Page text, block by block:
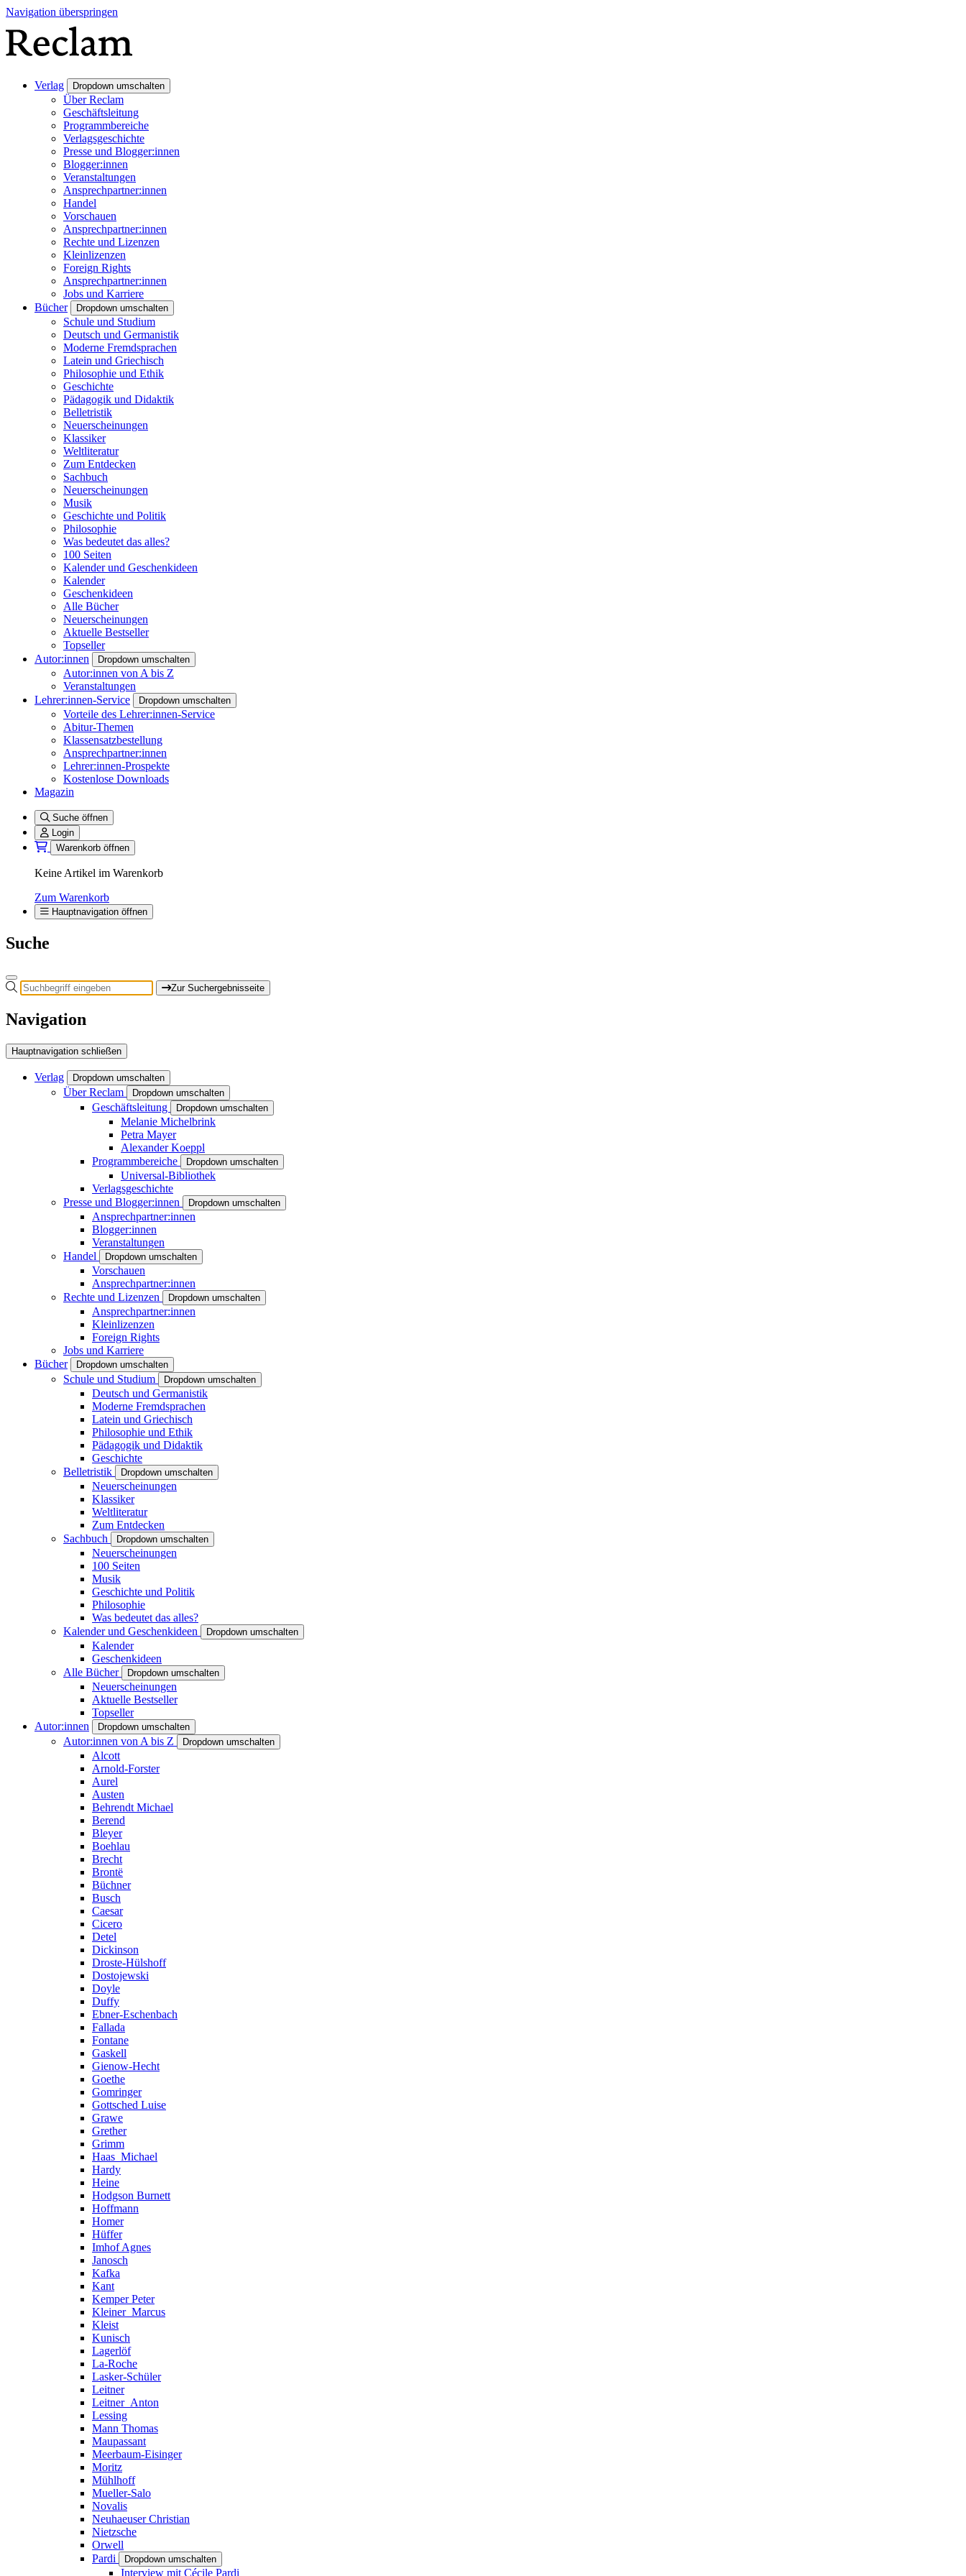
Navigation überspringen
Verlag Dropdown umschalten
Über Reclam
Geschäftsleitung
Programmbereiche
Verlagsgeschichte
Presse und Blogger:innen
Blogger:innen
Veranstaltungen
Ansprechpartner:innen
Handel
Vorschauen
Ansprechpartner:innen
Rechte und Lizenzen
Kleinlizenzen
Foreign Rights
Ansprechpartner:innen
Jobs und Karriere
Bücher
Dropdown umschalten
Schule und Studium
Deutsch und Germanistik
Moderne Fremdsprachen
Latein und Griechisch
Philosophie und Ethik
Geschichte
Pädagogik und Didaktik
Belletristik
Neuerscheinungen
Klassiker
Weltliteratur
Zum Entdecken
Sachbuch
Neuerscheinungen
Musik
Geschichte und Politik
Philosophie
Was bedeutet das alles?
100 Seiten
Kalender und Geschenkideen
Kalender
Geschenkideen
Alle Bücher
Neuerscheinungen
Aktuelle Bestseller
Topseller
Autor:innen
Dropdown umschalten
Autor:innen von A bis Z
Veranstaltungen
Lehrer:innen-Service
Dropdown umschalten
Vorteile des Lehrer:innen-Service
Abitur-Themen
Klassensatzbestellung
Ansprechpartner:innen
Lehrer:innen-Prospekte
Kostenlose Downloads
Magazin
Suche öffnen
Login
Warenkorb öffnen
Keine Artikel im Warenkorb
Zum Warenkorb
Hauptnavigation öffnen
Suche
Zur Suchergebnisseite
Navigation
Hauptnavigation schließen
Verlag Dropdown umschalten
Über Reclam Dropdown umschalten
Geschäftsleitung Dropdown umschalten
Melanie Michelbrink
Petra Mayer
Alexander Koeppl
Programmbereiche
Dropdown umschalten
Universal-Bibliothek
Verlagsgeschichte
Presse und Blogger:innen
Dropdown umschalten
Ansprechpartner:innen
Blogger:innen
Veranstaltungen
Handel
Dropdown umschalten
Vorschauen
Ansprechpartner:innen
Rechte und Lizenzen
Dropdown umschalten
Ansprechpartner:innen
Kleinlizenzen
Foreign Rights
Jobs und Karriere
Bücher
Dropdown umschalten
Schule und Studium Dropdown umschalten
Deutsch und Germanistik
Moderne Fremdsprachen
Latein und Griechisch
Philosophie und Ethik
Pädagogik und Didaktik
Geschichte
Belletristik
Dropdown umschalten
Neuerscheinungen
Klassiker
Weltliteratur
Zum Entdecken
Sachbuch
Dropdown umschalten
Neuerscheinungen
100 Seiten
Musik
Geschichte und Politik
Philosophie
Was bedeutet das alles?
Kalender und Geschenkideen
Dropdown umschalten
Kalender
Geschenkideen
Alle Bücher
Dropdown umschalten
Neuerscheinungen
Aktuelle Bestseller
Topseller
Autor:innen
Dropdown umschalten
Autor:innen von A bis Z Dropdown umschalten
Alcott
Arnold-Forster
Aurel
Austen
Behrendt Michael
Berend
Bleyer
Boehlau
Brecht
Brontë
Büchner
Busch
Caesar
Cicero
Detel
Dickinson
Droste-Hülshoff
Dostojewski
Doyle
Duffy
Ebner-Eschenbach
Fallada
Fontane
Gaskell
Gienow-Hecht
Goethe
Gomringer
Gottsched Luise
Grawe
Grether
Grimm
Haas_Michael
Hardy
Heine
Hodgson Burnett
Hoffmann
Homer
Hüffer
Imhof Agnes
Janosch
Kafka
Kant
Kemper Peter
Kleiner_Marcus
Kleist
Kunisch
Lagerlöf
La-Roche
Lasker-Schüler
Leitner
Leitner_Anton
Lessing
Mann Thomas
Maupassant
Meerbaum-Eisinger
Moritz
Mühlhoff
Mueller-Salo
Novalis
Neuhaeuser Christian
Nietzsche
Orwell
Pardi
Dropdown umschalten
Interview mit Cécile Pardi